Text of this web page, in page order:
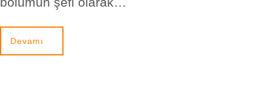
Devamı